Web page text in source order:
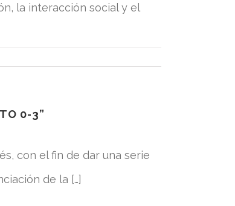
la interacción social y el
0-3”
con el fin de dar una serie
de la […]